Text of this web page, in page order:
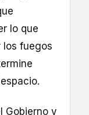
lo que
los fuegos
Gobierno y